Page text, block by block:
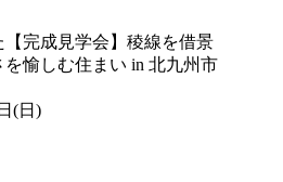
完成見学会】稜線を借景
愉しむ住まい in 北九州市
(日)